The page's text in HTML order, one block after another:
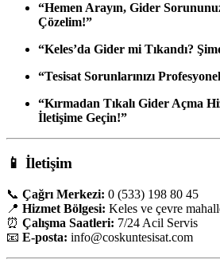
“Hemen Arayın, Gider
Çözelim!”
“Keles’da Gider mi Tıkandı?
“Tesisat Sorunlarınızı
“Kırmadan Tıkalı Gider Açma
İletişime Geçin!”
📱 İletişim
📞 Çağrı Merkezi: 0 (533) 198 80 45
📍 Hizmet Bölgesi: Keles ve çevre
⏰ Çalışma Saatleri: 7/24 Acil Servis
📧 E-posta: info@coskuntesisat.com